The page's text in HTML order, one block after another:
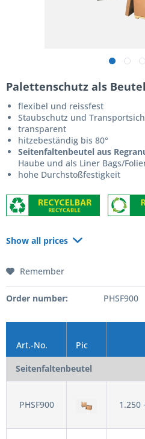
Palettenschutz als
flexibel und reissfest
Staubschutz und
transparent
hitzebeständig bis 80°
Seitenfaltenbeutel aus
Haube und als Liner Bags/
hohe Durchstoßfestigkeit
Show all prices
Remember
Order number: PHSF900
Art.-No. Pic
Seitenfaltenbeutel
PHSF900 1.250